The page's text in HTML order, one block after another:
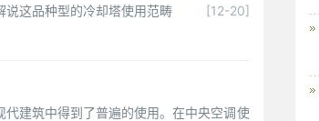
这品种型的冷却塔使用范畴
[12-20]
建筑中得到了普遍的使用。在中央空调使